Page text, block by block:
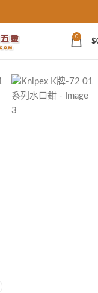
0
$